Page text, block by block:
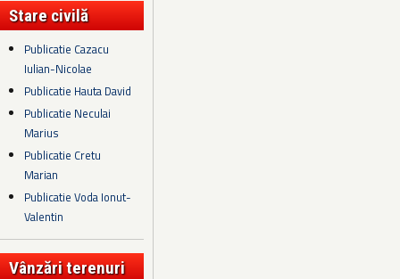
Stare civilă
Publicatie Cazacu
Iulian-Nicolae
Publicatie Hauta David
Publicatie Neculai
Marius
Publicatie Cretu
Marian
Publicatie Voda Ionut-
Valentin
Vânzări terenuri